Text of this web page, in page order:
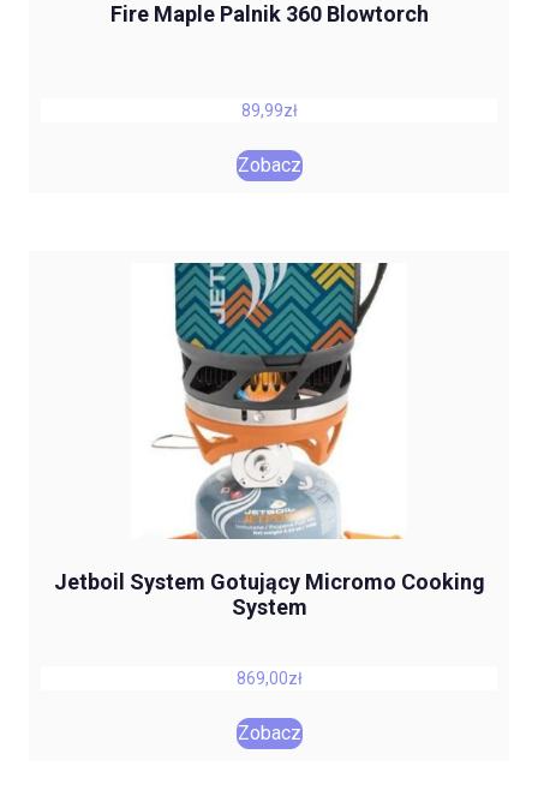
Fire Maple Palnik 360 Blowtorch
89,99zł
Zobacz
Jetboil System Gotujący Micromo Cooking
System
869,00zł
Zobacz